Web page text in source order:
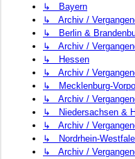
↳ Bayern
↳ Archiv /
↳ Berlin &
↳ Archiv /
↳ Hessen
↳ Archiv /
↳ Mecklenburg-
↳ Archiv /
↳ Niedersachsen &
↳ Archiv /
↳ Nordrhein-
↳ Archiv /